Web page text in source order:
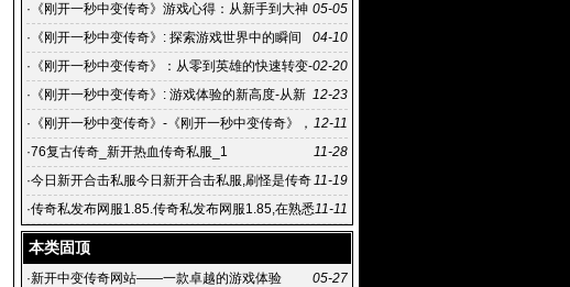
05-05
· 《刚开一秒中变传奇》游戏心得：从新手到大神
的蜕变之路
04-10
· 《刚开一秒中变传奇》: 探索游戏世界中的瞬间
传奇-《刚开一秒中变传奇》游戏攻略：如何快速成为游
戏中的
02-20
· 《刚开一秒中变传奇》：从零到英雄的快速转变-
《刚开一秒中变传奇》背后的传奇故事
12-23
· 《刚开一秒中变传奇》: 游戏体验的新高度-从新
手到传奇:《刚开一秒中变传奇》的游戏攻略
12-11
· 《刚开一秒中变传奇》-《刚开一秒中变传奇》，
小说简介和背景
11-28
·76复古传奇_新开热血传奇私服_1
11-19
·今日新开合击私服今日新开合击私服,刷怪是传奇
sf发布网玩家获得经验以
11-11
·传奇私发布网服1.85.传奇私发布网服1.85,在熟悉
的传奇大陆
本类固顶
05-27
·新开中变传奇网站——一款卓越的游戏体验